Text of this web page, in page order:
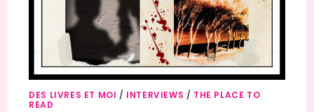
DES LIVRES ET MOI / INTERVIEWS / THE PLACE TO
READ